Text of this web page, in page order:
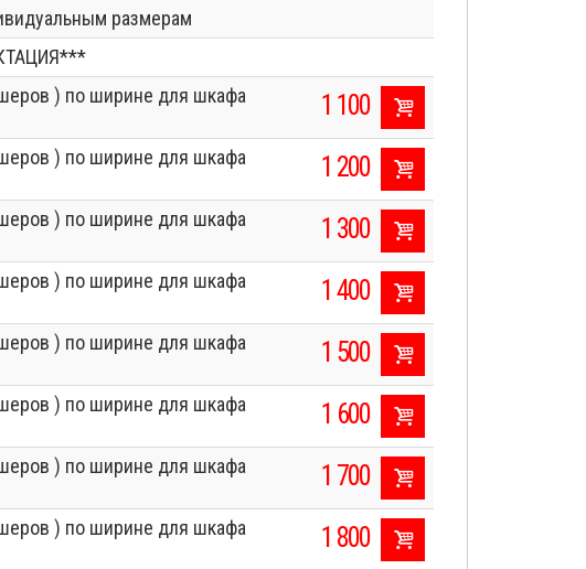
размерам
) по ширине для шкафа
1 100
) по ширине для шкафа
1 200
) по ширине для шкафа
1 300
) по ширине для шкафа
1 400
) по ширине для шкафа
1 500
) по ширине для шкафа
1 600
) по ширине для шкафа
1 700
) по ширине для шкафа
1 800